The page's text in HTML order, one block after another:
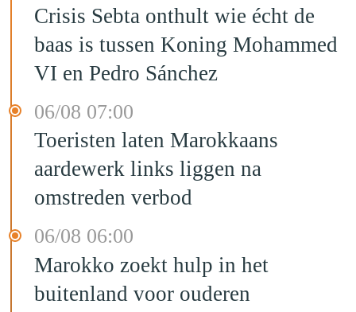
Crisis Sebta onthult wie écht de
baas is tussen Koning Mohammed
VI en Pedro Sánchez
06/08 07:00
Toeristen laten Marokkaans
aardewerk links liggen na
omstreden verbod
06/08 06:00
Marokko zoekt hulp in het
buitenland voor ouderen